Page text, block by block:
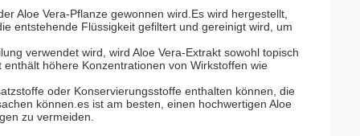
Aloe Vera-Pflanze gewonnen wird.Es wird hergestellt,
entstehende Flüssigkeit gefiltert und gereinigt wird, um
verwendet wird, wird Aloe Vera-Extrakt sowohl topisch
höhere Konzentrationen von Wirkstoffen wie
oder Konservierungsstoffe enthalten können, die
können.es ist am besten, einen hochwertigen Aloe
zu vermeiden.